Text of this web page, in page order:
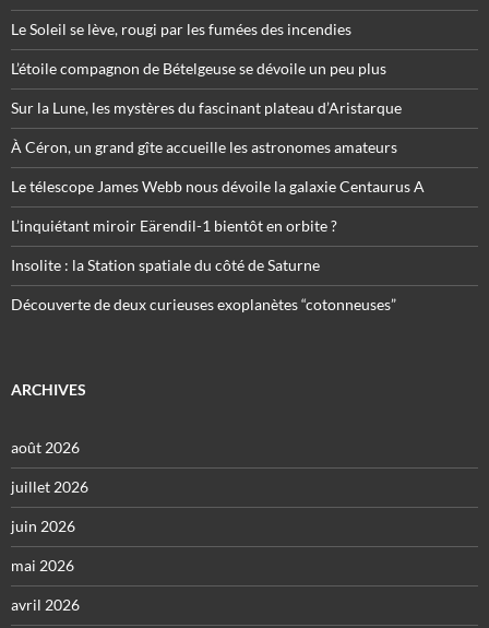
Le Soleil se lève, rougi par les fumées des incendies
L’étoile compagnon de Bételgeuse se dévoile un peu plus
Sur la Lune, les mystères du fascinant plateau d’Aristarque
À Céron, un grand gîte accueille les astronomes amateurs
Le télescope James Webb nous dévoile la galaxie Centaurus A
L’inquiétant miroir Eärendil-1 bientôt en orbite ?
Insolite : la Station spatiale du côté de Saturne
Découverte de deux curieuses exoplanètes “cotonneuses”
ARCHIVES
août 2026
juillet 2026
juin 2026
mai 2026
avril 2026